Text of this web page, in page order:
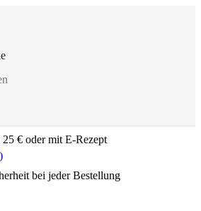
€ oder mit E-Rezept
bei jeder Bestellung